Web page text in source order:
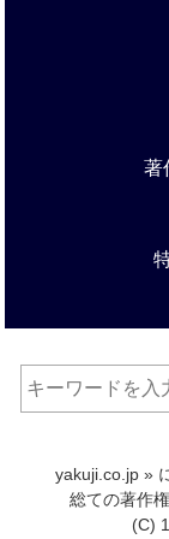
著
yakuji.co.jp »
総ての著作
(C)